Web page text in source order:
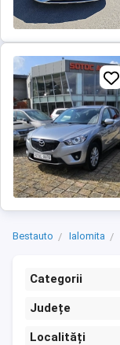
Bestauto Ialomita
Categorii
Județe
Localități